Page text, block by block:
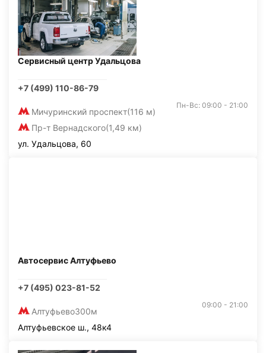
Сервисный центр Удальцова
+7 (499) 110-86-79
Мичуринский проспект(116 м)
Пр-т Вернадского(1,49 км)
Пн-Вс: 09:00 - 21:00
ул. Удальцова, 60
Автосервис Алтуфьево
+7 (495) 023-81-52
Алтуфьево300м
09:00 - 21:00
Алтуфьевское ш., 48к4